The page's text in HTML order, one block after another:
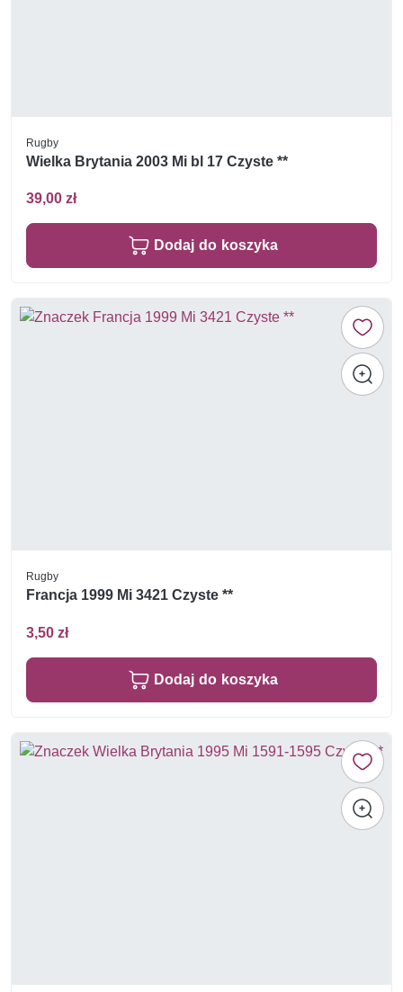
Rugby
Wielka Brytania 2003 Mi bl 17 Czyste **
39,00 zł
Dodaj do koszyka
Rugby
Francja 1999 Mi 3421 Czyste **
3,50 zł
Dodaj do koszyka